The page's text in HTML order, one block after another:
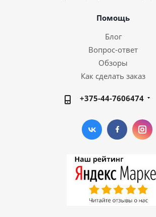
Помощь
Блог
Вопрос-ответ
Обзоры
Как сделать заказ
+375-44-7606474